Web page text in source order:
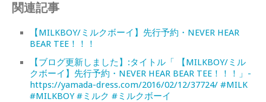
関連記事
【MILKBOY/ミルクボーイ】先行予約・NEVER HEAR
BEAR TEE！！！
【ブログ更新しました】:タイトル「 【MILKBOY/ミル
クボーイ】先行予約・NEVER HEAR BEAR TEE！！！」-
https://yamada-dress.com/2016/02/12/37724/ #MILK
#MILKBOY #ミルク #ミルクボーイ